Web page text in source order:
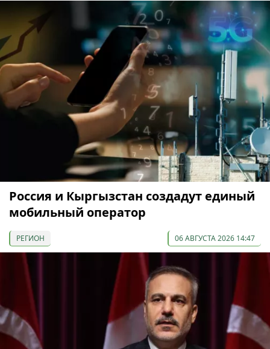
Россия и Кыргызстан создадут единый
мобильный оператор
РЕГИОН 06 АВГУСТА 2026 14:47